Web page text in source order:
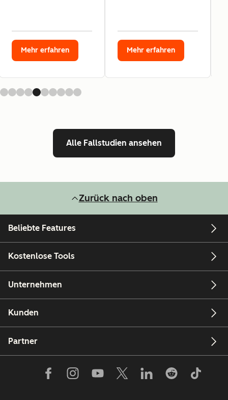
Mehr erfahren Mehr erfahren
Alle Fallstudien ansehen
Zurück nach oben
Beliebte Features
Kostenlose Tools
Unternehmen
Kunden
Partner